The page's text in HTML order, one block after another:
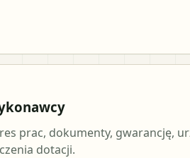
prac, dokumenty, gwarancję,
dotacji.